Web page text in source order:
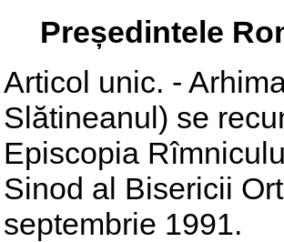
Președintele
Articol unic. -
Slătineanul) se
Episcopia
Sinod al Bisericii
septembrie 1991.